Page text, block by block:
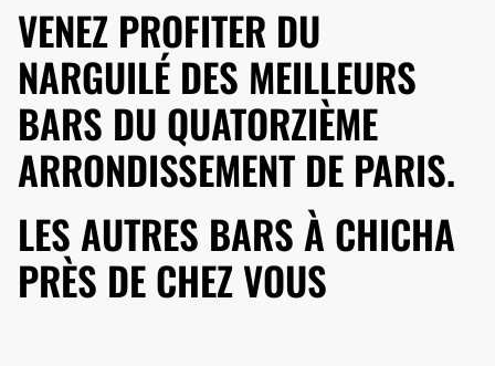
VENEZ PROFITER DU
NARGUILÉ DES MEILLEURS
BARS DU QUATORZIÈME
ARRONDISSEMENT DE PARIS.
LES AUTRES BARS À CHICHA
PRÈS DE CHEZ VOUS